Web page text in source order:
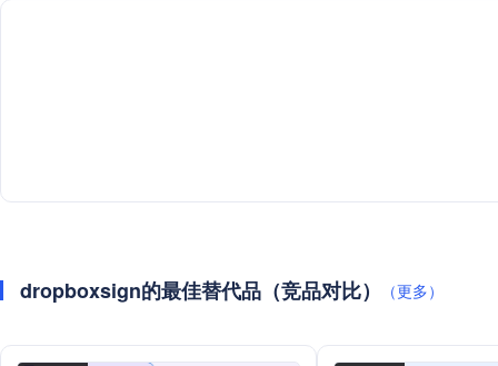
dropboxsign的最佳替代品（竞品对比） （更多）